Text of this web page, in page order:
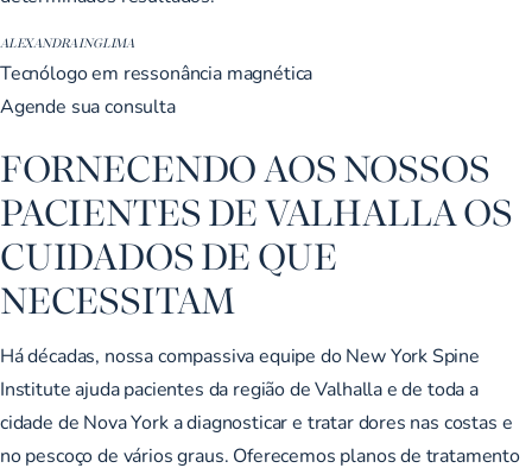
ALEXANDRA INGLIMA
Tecnólogo em ressonância magnética
Agende sua consulta
FORNECENDO AOS NOSSOS
PACIENTES DE VALHALLA OS
CUIDADOS DE QUE
NECESSITAM
Há décadas, nossa compassiva equipe do New York Spine
Institute ajuda pacientes da região de Valhalla e de toda a
cidade de Nova York a diagnosticar e tratar dores nas costas e
no pescoço de vários graus. Oferecemos planos de tratamento